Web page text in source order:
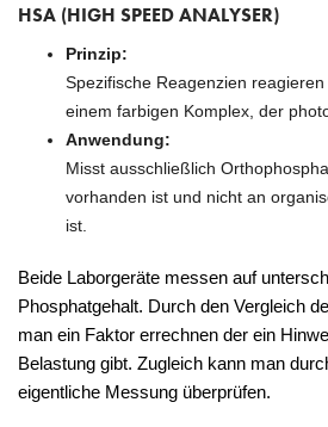
HSA (HIGH SPEED ANALYSER)
Prinzip:
Spezifische Reagenzien
einem farbigen Komplex, der
Anwendung:
Misst ausschließlich
vorhanden ist und nicht an
ist.
Beide Laborgeräte messen auf
Phosphatgehalt. Durch den Vergleich
man ein Faktor errechnen der ein
Belastung gibt. Zugleich kann man
eigentliche Messung überprüfen.